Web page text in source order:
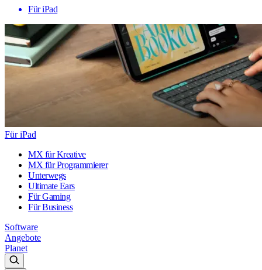
Für iPad
Für iPad
MX für Kreative
MX für Programmierer
Unterwegs
Ultimate Ears
Für Gaming
Für Business
Software
Angebote
Planet